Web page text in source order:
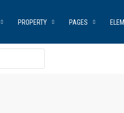
PROPERTY PAGES